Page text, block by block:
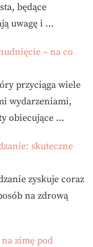
będące
uwagę i …
– na co
przyciąga wiele
wydarzeniami,
obiecujące …
skuteczne
zyskuje coraz
na zdrową
zimę pod